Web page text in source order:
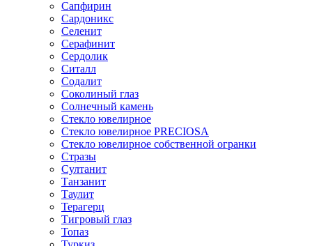
Сапфирин
Сардоникс
Селенит
Серафинит
Сердолик
Ситалл
Содалит
Соколиный глаз
Солнечный камень
Стекло ювелирное
Стекло ювелирное PRECIOSA
Стекло ювелирное собственной огранки
Стразы
Султанит
Танзанит
Таулит
Терагерц
Тигровый глаз
Топаз